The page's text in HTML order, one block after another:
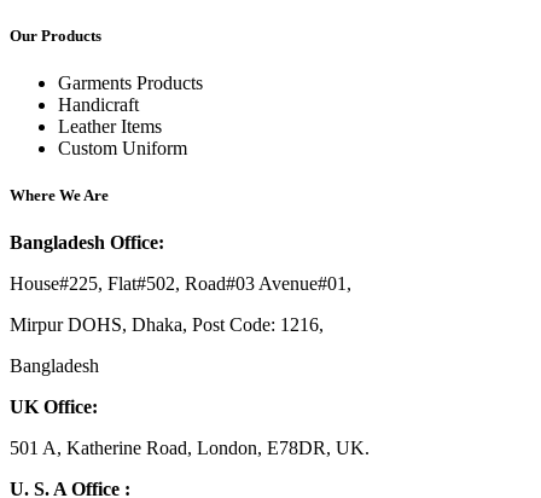
Our Products
Garments Products
Handicraft
Leather Items
Custom Uniform
Where We Are
Bangladesh Office:
House#225, Flat#502, Road#03 Avenue#01,
Mirpur DOHS, Dhaka, Post Code: 1216,
Bangladesh
UK Office:
501 A, Katherine Road, London, E78DR, UK.
U. S. A Office :